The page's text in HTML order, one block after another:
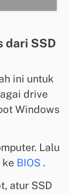
dari SSD
ini untuk
drive
Windows
Lalu
ke BIOS .
atur SSD